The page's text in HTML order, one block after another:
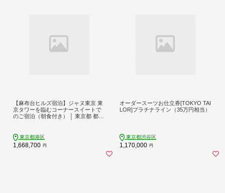
【麻布台ヒルズ宿泊】ジャヌ東京 東
京タワーを臨むコーナースイートで
のご宿泊（朝食付き） │ 東京都 都内
絶景 夜景 眺望 スイートルーム ギフ
ト 贈り物
東京都港区
1,668,700 円
オーダースーツお仕立券[TOKYO TAI
LOR]プラチナライン（35万円相当）
東京都渋谷区
1,170,000 円